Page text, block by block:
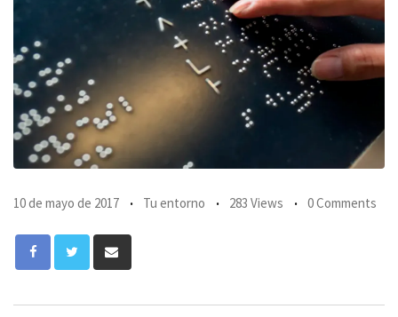
10 de mayo de 2017 Tu entorno 283 Views 0 Comments
via